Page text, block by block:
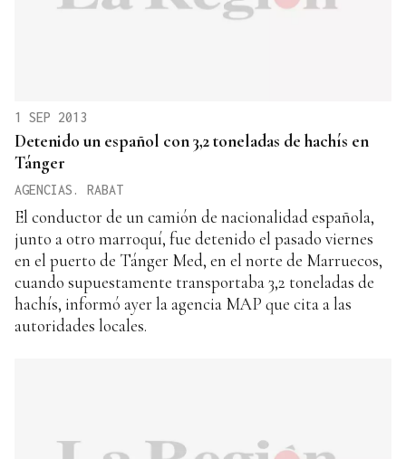
1 SEP 2013
Detenido un español con 3,2 toneladas de hachís en
Tánger
AGENCIAS. RABAT
El conductor de un camión de nacionalidad española,
junto a otro marroquí, fue detenido el pasado viernes
en el puerto de Tánger Med, en el norte de Marruecos,
cuando supuestamente transportaba 3,2 toneladas de
hachís, informó ayer la agencia MAP que cita a las
autoridades locales.